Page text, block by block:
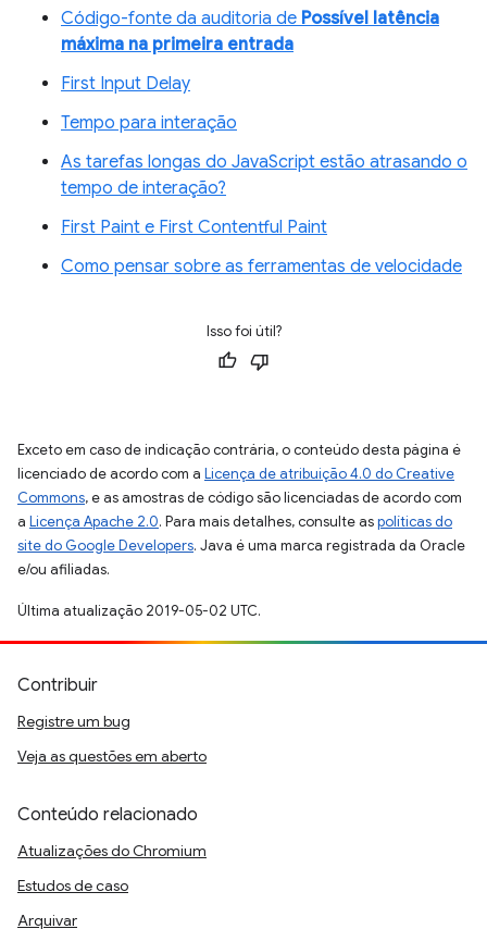
Código-fonte da auditoria de Possível latência
máxima na primeira entrada
First Input Delay
Tempo para interação
As tarefas longas do JavaScript estão atrasando o
tempo de interação?
First Paint e First Contentful Paint
Como pensar sobre as ferramentas de velocidade
Isso foi útil?
Exceto em caso de indicação contrária, o conteúdo desta página é
licenciado de acordo com a Licença de atribuição 4.0 do Creative
Commons, e as amostras de código são licenciadas de acordo com
a Licença Apache 2.0. Para mais detalhes, consulte aspolíticas do
site do Google Developers. Java é uma marca registrada da Oracle
e/ou afiliadas.
Última atualização 2019-05-02 UTC.
Contribuir
Registre um bug
Veja as questões em aberto
Conteúdo relacionado
Atualizações do Chromium
Estudos de caso
Arquivar